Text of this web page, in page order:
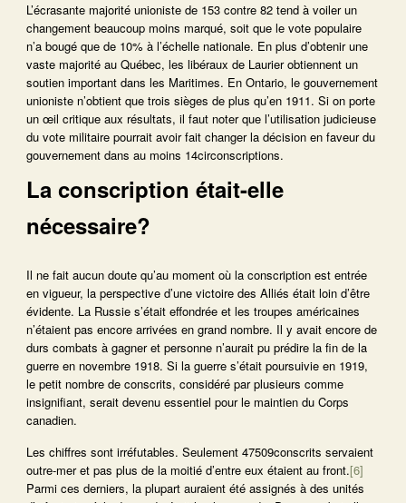
L’écrasante majorité unioniste de 153 contre 82 tend à voiler un
changement beaucoup moins marqué, soit que le vote populaire
n’a bougé que de 10% à l’échelle nationale. En plus d’obtenir une
vaste majorité au Québec, les libéraux de Laurier obtiennent un
soutien important dans les Maritimes. En Ontario, le gouvernement
unioniste n’obtient que trois sièges de plus qu’en 1911. Si on porte
un œil critique aux résultats, il faut noter que l’utilisation judicieuse
du vote militaire pourrait avoir fait changer la décision en faveur du
gouvernement dans au moins 14circonscriptions.
La conscription était-elle
nécessaire?
Il ne fait aucun doute qu’au moment où la conscription est entrée
en vigueur, la perspective d’une victoire des Alliés était loin d’être
évidente. La Russie s’était effondrée et les troupes américaines
n’étaient pas encore arrivées en grand nombre. Il y avait encore de
durs combats à gagner et personne n’aurait pu prédire la fin de la
guerre en novembre 1918. Si la guerre s’était poursuivie en 1919,
le petit nombre de conscrits, considéré par plusieurs comme
insignifiant, serait devenu essentiel pour le maintien du Corps
canadien.
Les chiffres sont irréfutables. Seulement 47509conscrits servaient
outre-mer et pas plus de la moitié d’entre eux étaient au front.[6]
Parmi ces derniers, la plupart auraient été assignés à des unités